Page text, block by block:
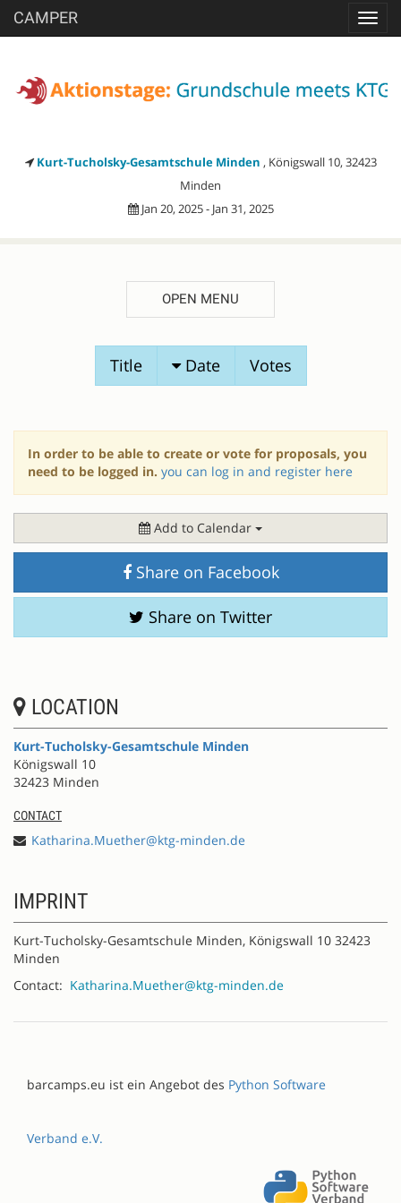
CAMPER
Kurt-Tucholsky-Gesamtschule Minden , Königswall 10, 32423
Minden
Jan 20, 2025 - Jan 31, 2025
OPEN MENU
Title Date Votes
In order to be able to create or vote for proposals, you
need to be logged in. you can log in and register here
Add to Calendar
Share on Facebook
Share on Twitter
LOCATION
Kurt-Tucholsky-Gesamtschule Minden
Königswall 10
32423 Minden
CONTACT
Katharina.Muether@ktg-minden.de
IMPRINT
Kurt-Tucholsky-Gesamtschule Minden, Königswall 10 32423
Minden
Contact: Katharina.Muether@ktg-minden.de
barcamps.eu ist ein Angebot des Python Software
Verband e.V.